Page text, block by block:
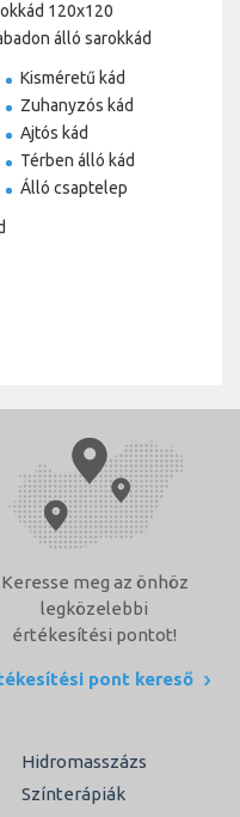
120x120
álló sarokkád
Kisméretű kád
Zuhanyzós kád
Ajtós kád
Térben álló kád
Álló csaptelep
Keresse meg az önhöz
legközelebbi
értékesítési pontot!
pont kereső
Hidromasszázs
Színterápiák